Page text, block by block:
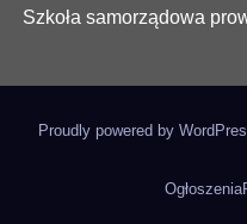
Szkoła samorządowa
Proudly powered by
Ogłoszenia